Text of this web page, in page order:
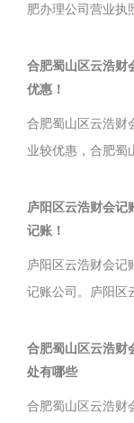
肥办理公司营业执
办理公司营业执照
合肥蜀山区云浩财
优惠！
合肥蜀山区云浩财
业较优惠，合肥蜀
质，代理记账，年
庐阳区云浩财会记
记账！
庐阳区云浩财会记
记账公司。庐阳区
浩财会记账公司成
合肥蜀山区云浩财
处有哪些
合肥蜀山区云浩财